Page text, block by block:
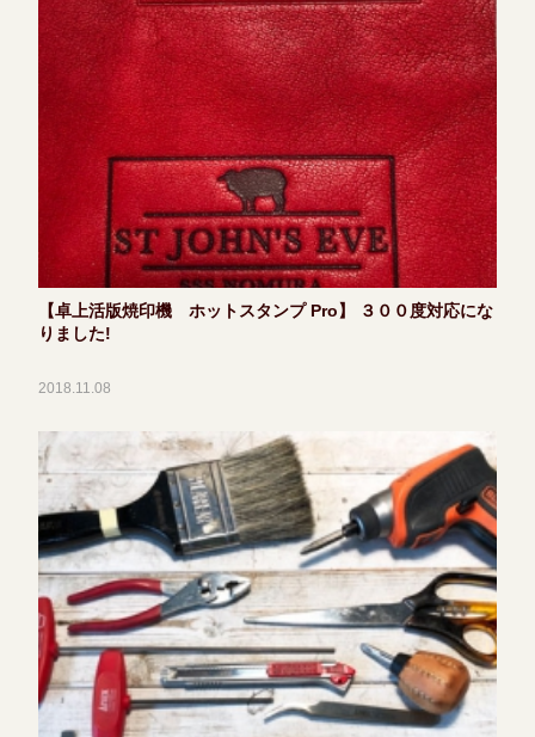
【卓上活版焼印機 ホットスタンプ Pro】 ３００度対応にな
りました!
2018.11.08